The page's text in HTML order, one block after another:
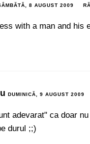
8 AUGUST 2009
with a man and his
DUMINICĂ, 9 AUGUST 2009
adevarat" ca doar
durul ;;)